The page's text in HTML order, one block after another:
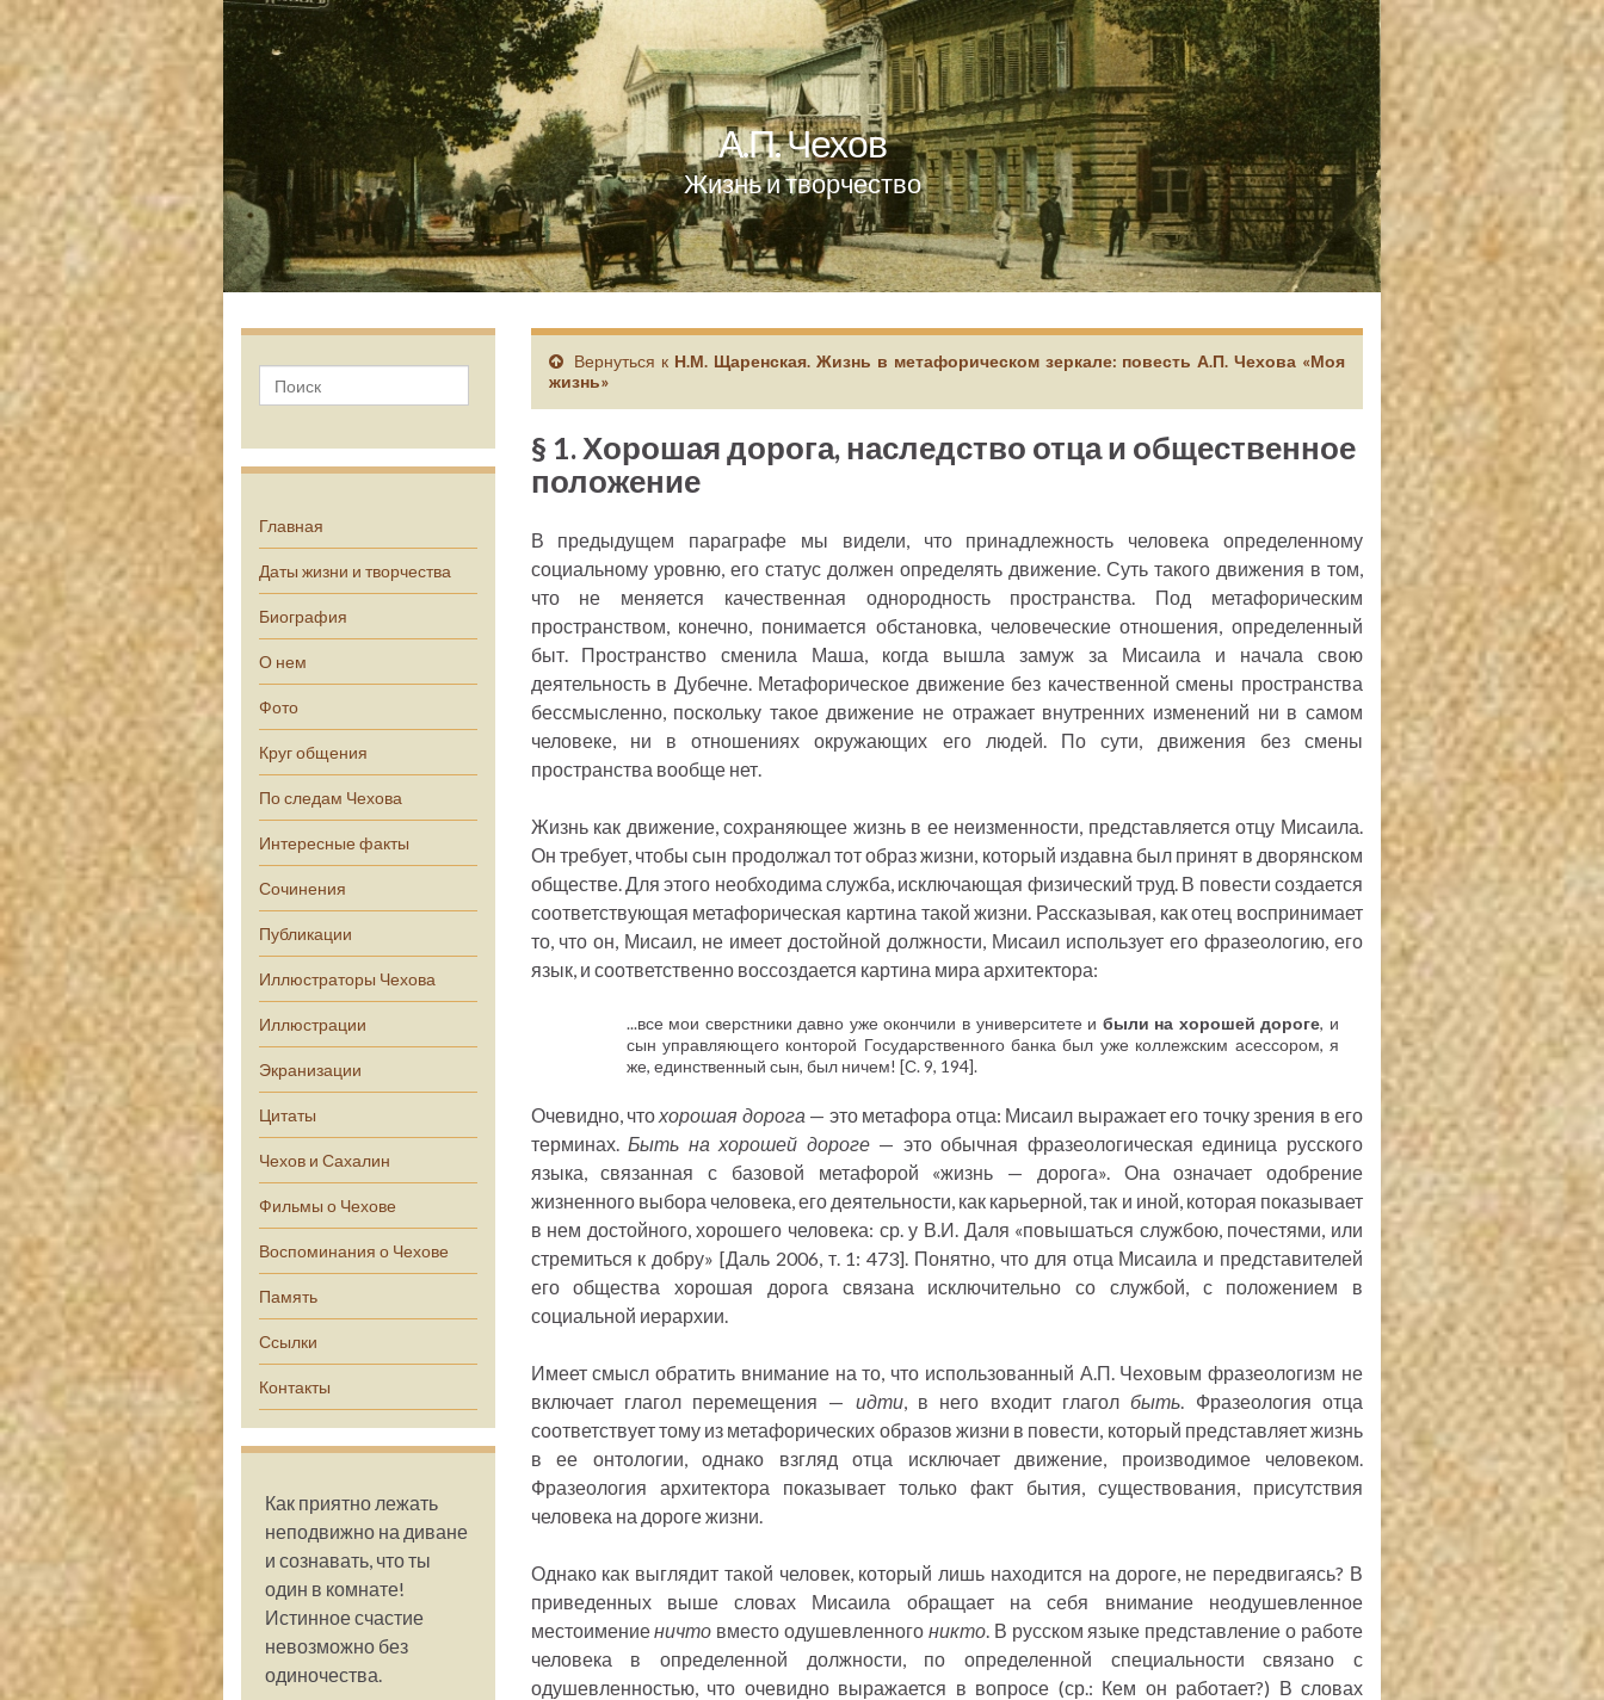
А.П. Чехов
Жизнь и творчество
Главная
Даты жизни и творчества
Биография
О нем
Фото
Круг общения
По следам Чехова
Интересные факты
Сочинения
Публикации
Иллюстраторы Чехова
Иллюстрации
Экранизации
Цитаты
Чехов и Сахалин
Фильмы о Чехове
Воспоминания о Чехове
Память
Ссылки
Контакты
Как приятно лежать
неподвижно на диване
и сознавать, что ты
один в комнате!
Истинное счастие
невозможно без
одиночества.
Вернуться к Н.М. Щаренская. Жизнь в метафорическом зеркале: повесть А.П. Чехова «Моя
жизнь»
§ 1. Хорошая дорога, наследство отца и общественное
положение
В предыдущем параграфе мы видели, что принадлежность человека определенному
социальному уровню, его статус должен определять движение. Суть такого движения в том,
что не меняется качественная однородность пространства. Под метафорическим
пространством, конечно, понимается обстановка, человеческие отношения, определенный
быт. Пространство сменила Маша, когда вышла замуж за Мисаила и начала свою
деятельность в Дубечне. Метафорическое движение без качественной смены пространства
бессмысленно, поскольку такое движение не отражает внутренних изменений ни в самом
человеке, ни в отношениях окружающих его людей. По сути, движения без смены
пространства вообще нет.
Жизнь как движение, сохраняющее жизнь в ее неизменности, представляется отцу Мисаила.
Он требует, чтобы сын продолжал тот образ жизни, который издавна был принят в дворянском
обществе. Для этого необходима служба, исключающая физический труд. В повести создается
соответствующая метафорическая картина такой жизни. Рассказывая, как отец воспринимает
то, что он, Мисаил, не имеет достойной должности, Мисаил использует его фразеологию, его
язык, и соответственно воссоздается картина мира архитектора:
...все мои сверстники давно уже окончили в университете и были на хорошей дороге, и
сын управляющего конторой Государственного банка был уже коллежским асессором, я
же, единственный сын, был ничем! [С. 9, 194].
Очевидно, чтохорошая дорога — это метафора отца: Мисаил выражает его точку зрения в его
терминах.Быть на хорошей дороге— это обычная фразеологическая единица русского
языка, связанная с базовой метафорой «жизнь — дорога». Она означает одобрение
жизненного выбора человека, его деятельности, как карьерной, так и иной, которая показывает
в нем достойного, хорошего человека: ср. у В.И. Даля «повышаться службою, почестями, или
стремиться к добру» [Даль 2006, т. 1: 473]. Понятно, что для отца Мисаила и представителей
его общества хорошая дорога связана исключительно со службой, с положением в
социальной иерархии.
Имеет смысл обратить внимание на то, что использованный А.П. Чеховым фразеологизм не
включает глагол перемещения — идти, в него входит глаголбыть. Фразеология отца
соответствует тому из метафорических образов жизни в повести, который представляет жизнь
в ее онтологии, однако взгляд отца исключает движение, производимое человеком.
Фразеология архитектора показывает только факт бытия, существования, присутствия
человека на дороге жизни.
Однако как выглядит такой человек, который лишь находится на дороге, не передвигаясь? В
приведенных выше словах Мисаила обращает на себя внимание неодушевленное
местоимениеничто вместо одушевленного никто. В русском языке представление о работе
человека в определенной должности, по определенной специальности связано с
одушевленностью, что очевидно выражается в вопросе (ср.: Кем он работает?) В словах